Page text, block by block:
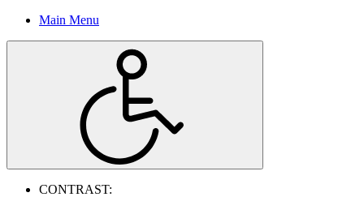
Main Menu
CONTRAST: